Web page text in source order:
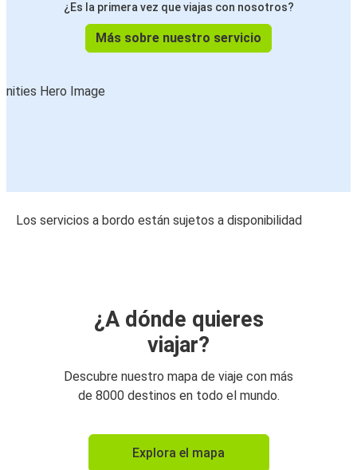
¿Es la primera vez que viajas con nosotros?
Más sobre nuestro servicio
Los servicios a bordo están sujetos a disponibilidad
¿A dónde quieres
viajar?
Descubre nuestro mapa de viaje con más
de 8000 destinos en todo el mundo.
Explora el mapa